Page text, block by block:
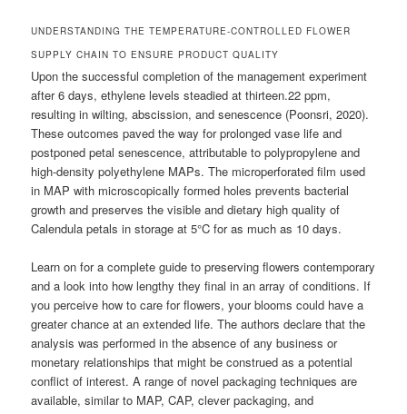
UNDERSTANDING THE TEMPERATURE-CONTROLLED FLOWER
SUPPLY CHAIN TO ENSURE PRODUCT QUALITY
Upon the successful completion of the management experiment
after 6 days, ethylene levels steadied at thirteen.22 ppm,
resulting in wilting, abscission, and senescence (Poonsri, 2020).
These outcomes paved the way for prolonged vase life and
postponed petal senescence, attributable to polypropylene and
high-density polyethylene MAPs. The microperforated film used
in MAP with microscopically formed holes prevents bacterial
growth and preserves the visible and dietary high quality of
Calendula petals in storage at 5°C for as much as 10 days.
Learn on for a complete guide to preserving flowers contemporary
and a look into how lengthy they final in an array of conditions. If
you perceive how to care for flowers, your blooms could have a
greater chance at an extended life. The authors declare that the
analysis was performed in the absence of any business or
monetary relationships that might be construed as a potential
conflict of interest. A range of novel packaging techniques are
available, similar to MAP, CAP, clever packaging, and